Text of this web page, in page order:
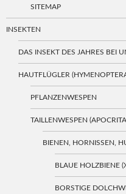
SITEMAP
INSEKTEN
DAS INSEKT DES JAHRES BEI
HAUTFLÜGLER
PFLANZENWESPEN
TAILLENWESPEN
BIENEN, HORNISSEN,
BLAUE HOLZBIENE
BORSTIGE